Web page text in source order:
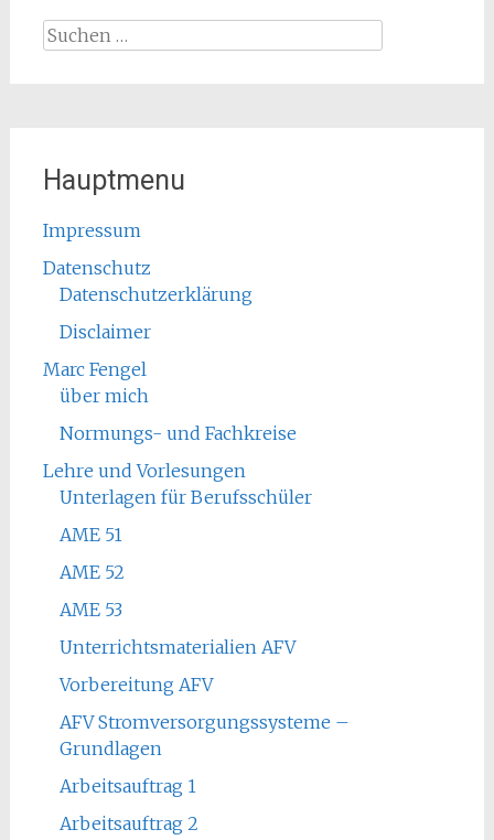
Suchen
Hauptmenu
Impressum
Datenschutz
Datenschutzerklärung
Disclaimer
Marc Fengel
über mich
Normungs- und Fachkreise
Lehre und Vorlesungen
Unterlagen für Berufsschüler
AME 51
AME 52
AME 53
Unterrichtsmaterialien AFV
Vorbereitung AFV
AFV Stromversorgungssysteme –
Grundlagen
Arbeitsauftrag 1
Arbeitsauftrag 2